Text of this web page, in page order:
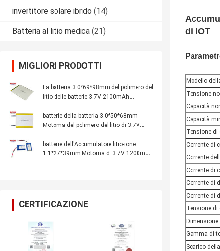
invertitore solare ibrido (14)
Batteria al litio medica (21)
MIGLIORI PRODOTTI
La batteria 3.0*69*98mm del polimero del
litio delle batterie 3.7V 2100mAh
di IOT ha personalizzato le batterie
batterie della batteria 3.0*50*68mm
Motoma del polimero del litio di 3.7V
IOT
batterie dell'Accumulatore litio-ione
1.1*27*39mm Motoma di 3.7V 1200mAh
CERTIFICAZIONE
di IOT
Modello
Tensione
Capacità
Capacità
Tensione di
Corrente di
Corrente
Corrente di
Corrente di
Corrente di
Tensione di
Gamma di
Scarico